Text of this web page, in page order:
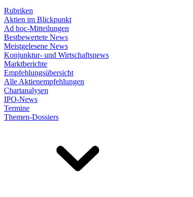
Rubriken
Aktien im Blickpunkt
Ad hoc-Mitteilungen
Bestbewertete News
Meistgelesene News
Konjunktur- und Wirtschaftsnews
Marktberichte
Empfehlungsübersicht
Alle Aktienempfehlungen
Chartanalysen
IPO-News
Termine
Themen-Dossiers